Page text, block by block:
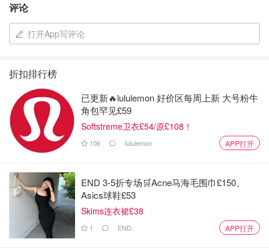
评论
打开App写评论
折扣排行榜
已更新🔥lululemon 好价区每周上新 大号粉牛
角包罕见£59
Softstreme卫衣£54/原£108！
106 lululemon APP打开
END 3-5折专场🛒Acne马海毛围巾£150、
Asics球鞋£53
Skims连衣裙£38
1 END. APP打开